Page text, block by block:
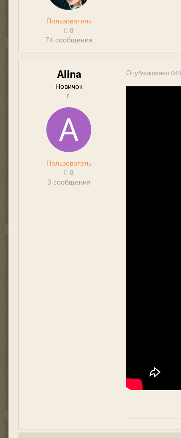
Пользователь
0
74 сообщения
Alina
Новичок
Пользователь
0
3 сообщения
Опубликовано